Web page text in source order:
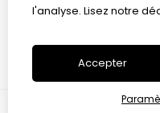
Retour de marchandise
l'analyse. Lisez notre
Accepter